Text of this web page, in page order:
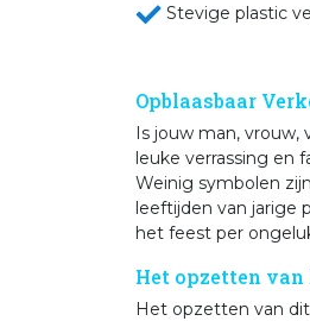
Stevige plastic
Opblaasbaar
Is jouw man, vrouw,
leuke verrassing en
Weinig symbolen
leeftijden van jarige
het feest per
Het opzetten van
Het opzetten van